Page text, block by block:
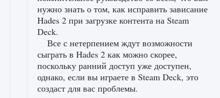
нужно знать о том, как исправить зависание
Hades 2 при загрузке контента на Steam
Deck.
Все с нетерпением ждут возможности
сыграть в Hades 2 как можно скорее,
поскольку ранний доступ уже доступен,
однако, если вы играете в Steam Deck, это
создаст для вас проблемы.